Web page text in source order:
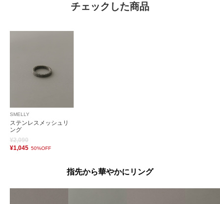
チェックした商品
SMELLY
ステンレスメッシュリ
ング
¥2,090
¥1,045 50%OFF
指先から華やかにリング